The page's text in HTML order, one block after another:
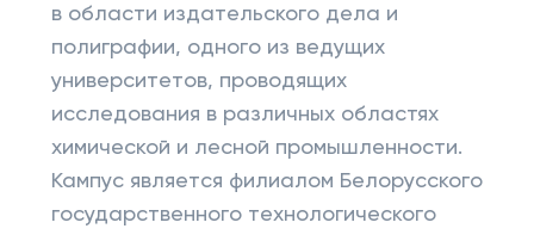
в области издательского дела и
полиграфии, одного из ведущих
университетов, проводящих
исследования в различных областях
химической и лесной промышленности.
Кампус является филиалом Белорусского
государственного технологического